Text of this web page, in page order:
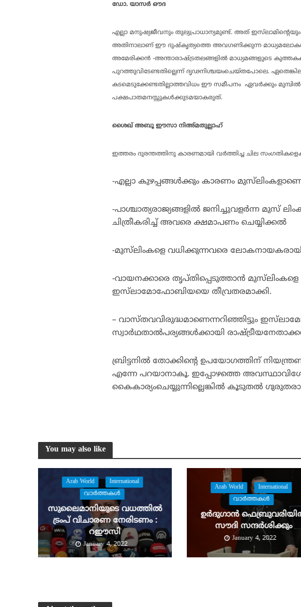
ഡോ. യാസര്‍ ഔദ
എല്ലാ മനുഷ്യജീവനും തുല്യപ്രാധാന്യമുണ്ട്. അത്
അതിനാലാണ് ഈ ദുഷ്‌കൃത്യത്തെ അവഗണിക്കുന്ന
അമേരിക്കന്‍ -അന്താരാഷ്ട്രതലങ്ങളില്‍ മാധ്യമങ്ങളുടെ
പുറത്തുവിടേണ്ടതില്ലെന്ന് ദൃഢനിശ്ചയംചെയ്തപോലെ.
കടമെടുക്കേണ്ടതില്ലാത്തവിധം ഈ സമീപനം ഏവര്‍ക്കും
പക്ഷപാതമനസ്സുകള്‍ക്കുടമയാകരുത്.
ശൈഖ് അബൂ ഈസാ നിഅ്മതുല്ലാഹ്
ഇത്തരം ദുരന്തത്തിനു കാരണമായി വര്‍ത്തിച്ച ചില
-എല്ലാ കുഴപ്പങ്ങള്‍ക്കും കാരണം
-പാശ്ചാത്യരാജ്യങ്ങളില്‍ ജനിച്ചുവളര്‍ന്ന മുസ്
ചിത്രീകരിച്ച് അവരെ ക്ഷമാപണം ചെയ്യിക്കല്‍
-മുസ്‌ലിംകളെ വധിക്കുന്നവരെ
-വായനക്കാരെ തൃപ്തിപ്പെടുത്താന്‍
ഇസ്‌ലാമോഫോബിയയെ തീവ്രതരമാക്കി.
– വാസ്തവവിരുദ്ധമാണെന്നറിഞ്ഞിട്ടും
സ്വാര്‍ഥതാല്‍പര്യങ്ങള്‍ക്കായി
ബ്രിട്ടനില്‍ തോക്കിന്റെ ഉപയോഗത്തിന്
എന്നേ പറയാനാകൂ. ഇപ്പോഴത്തെ
കൈകാര്യംചെയ്യുന്നില്ലെങ്കില്‍ കൂടുതല്‍
You may also like
Arab World
International
വാര്‍ത്തകള്‍
സുലൈമാനിയുടെ വധത്തിൽ
ട്രംപ് വിചാരണ നേരിടണം :
റഈസി
January 4, 2022
Arab World
International
വാര്‍ത്തകള്‍
ഉർദുഗാൻ
സൗദി സന്ദർശിക്കും
January 4, 2022